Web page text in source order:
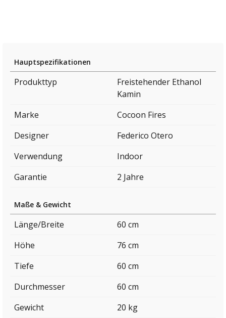
Hauptspezifikationen
Produkttyp
Freistehender Ethanol
Kamin
Marke
Cocoon Fires
Designer
Federico Otero
Verwendung
Indoor
Garantie
2 Jahre
Maße & Gewicht
Länge/Breite
60 cm
Höhe
76 cm
Tiefe
60 cm
Durchmesser
60 cm
Gewicht
20 kg